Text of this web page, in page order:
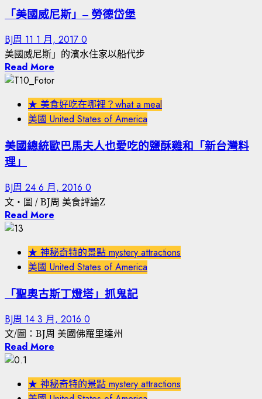
「美國威尼斯」– 勞德岱堡
BJ周 11 1 月, 2017 0
美國威尼斯」的濱水住家以船代步
Read More
★ 美食好吃在哪裡？what a meal
美國 United States of America
美國總統歐巴馬夫人也愛吃的鹽酥雞和「新台灣料
理」
BJ周 24 6 月, 2016 0
文‧圖 / BJ周 美食評論Z
Read More
★ 神秘奇特的景點 mystery attractions
美國 United States of America
「聖奧古斯丁燈塔」抓鬼記
BJ周 14 3 月, 2016 0
文/圖：BJ周 美國佛羅里達州
Read More
★ 神秘奇特的景點 mystery attractions